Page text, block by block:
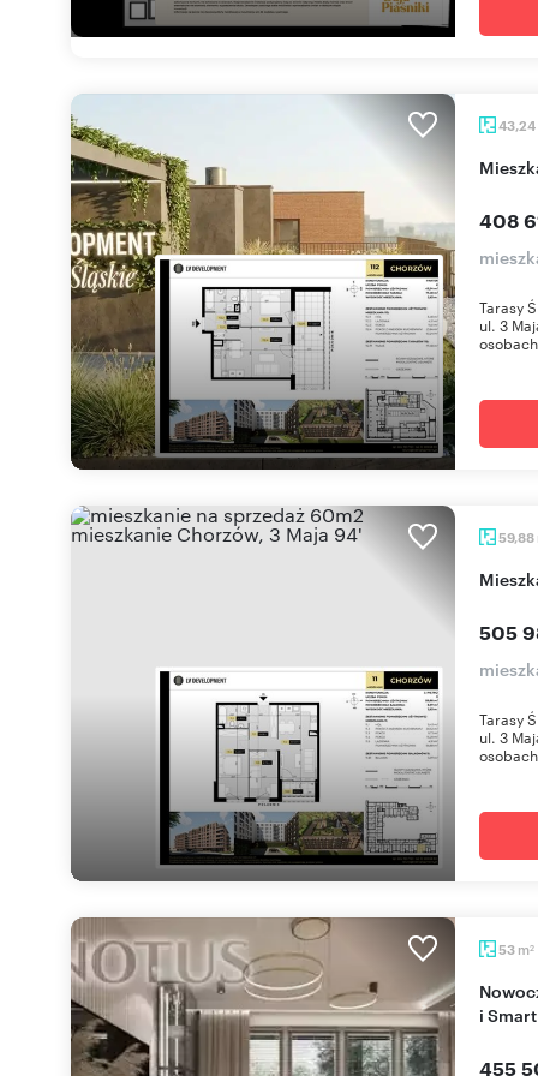
43,24
408
Tarasy
ul. 3
59,88
505
Tarasy
ul. 3
53 m2
Nowoczesne 3-pokojowe mieszkanie z balkonem
i
455